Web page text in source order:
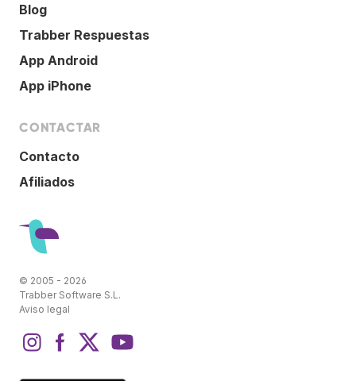
Blog
Trabber Respuestas
App Android
App iPhone
CONTACTAR
Contacto
Afiliados
© 2005 - 2026
Trabber Software S.L.
Aviso legal